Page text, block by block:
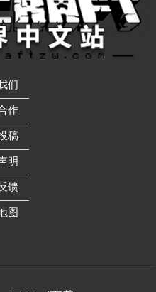
们
作
稿
明
馈
图